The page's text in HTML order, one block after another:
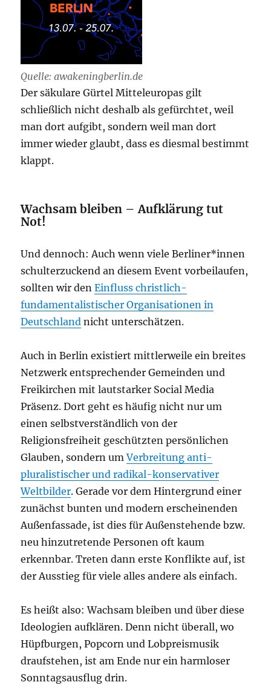
Quelle: awakeningberlin.de
Der säkulare Gürtel Mitteleuropas gilt
schließlich nicht deshalb als gefürchtet, weil
man dort aufgibt, sondern weil man dort
immer wieder glaubt, dass es diesmal bestimmt
klappt.
Wachsam bleiben – Aufklärung tut
Not!
Und dennoch: Auch wenn viele Berliner*innen
schulterzuckend an diesem Event vorbeilaufen,
sollten wir denEinfluss christlich-
fundamentalistischer Organisationen in
Deutschland nicht unterschätzen.
Auch in Berlin existiert mittlerweile ein breites
Netzwerk entsprechender Gemeinden und
Freikirchen mit lautstarker Social Media
Präsenz. Dort geht es häufig nicht nur um
einen selbstverständlich von der
Religionsfreiheit geschützten persönlichen
Glauben, sondern umVerbreitung anti-
pluralistischer und radikal-konservativer
Weltbilder. Gerade vor dem Hintergrund einer
zunächst bunten und modern erscheinenden
Außenfassade, ist dies für Außenstehende bzw.
neu hinzutretende Personen oft kaum
erkennbar. Treten dann erste Konflikte auf, ist
der Ausstieg für viele alles andere als einfach.
Es heißt also: Wachsam bleiben und über diese
Ideologien aufklären. Denn nicht überall, wo
Hüpfburgen, Popcorn und Lobpreismusik
draufstehen, ist am Ende nur ein harmloser
Sonntagsausflug drin.